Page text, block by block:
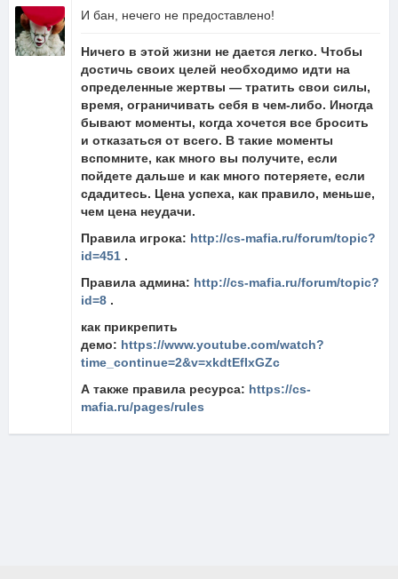
И бан, нечего не предоставлено!
Ничего в этой жизни не дается легко. Чтобы
достичь своих целей необходимо идти на
определенные жертвы — тратить свои силы,
время, ограничивать себя в чем-либо. Иногда
бывают моменты, когда хочется все бросить
и отказаться от всего. В такие моменты
вспомните, как много вы получите, если
пойдете дальше и как много потеряете, если
сдадитесь. Цена успеха, как правило, меньше,
чем цена неудачи.
Правила игрока: http://cs-mafia.ru/forum/topic?
id=451 .
Правила админа: http://cs-mafia.ru/forum/topic?
id=8 .
как прикрепить
демо: https://www.youtube.com/watch?
time_continue=2&v=xkdtEfIxGZc
А также правила ресурса: https://cs-
mafia.ru/pages/rules